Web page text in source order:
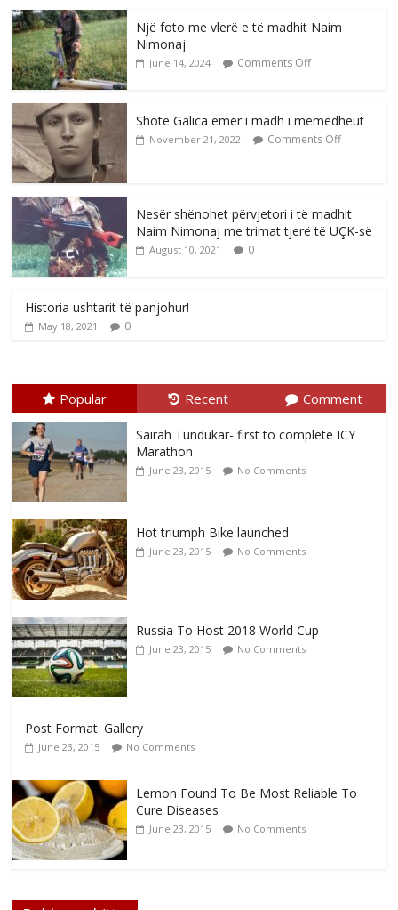
Një foto me vlerë e të madhit Naim
Nimonaj
June 14, 2024 Comments Off
Shote Galica emër i madh i mëmëdheut
November 21, 2022 Comments Off
Nesër shënohet përvjetori i të madhit
Naim Nimonaj me trimat tjerë të UÇK-së
August 10, 2021 0
Historia ushtarit të panjohur!
May 18, 2021 0
Popular Recent Comment
Sairah Tundukar- first to complete ICY
Marathon
June 23, 2015 No Comments
Hot triumph Bike launched
June 23, 2015 No Comments
Russia To Host 2018 World Cup
June 23, 2015 No Comments
Post Format: Gallery
June 23, 2015 No Comments
Lemon Found To Be Most Reliable To
Cure Diseases
June 23, 2015 No Comments